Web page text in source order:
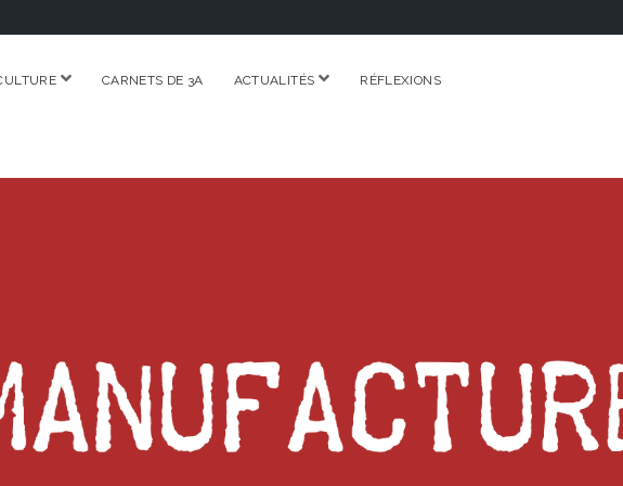
ouvrirCARNETS DE 3A ACTUALITÉS ouvrirRÉFLEXIONS